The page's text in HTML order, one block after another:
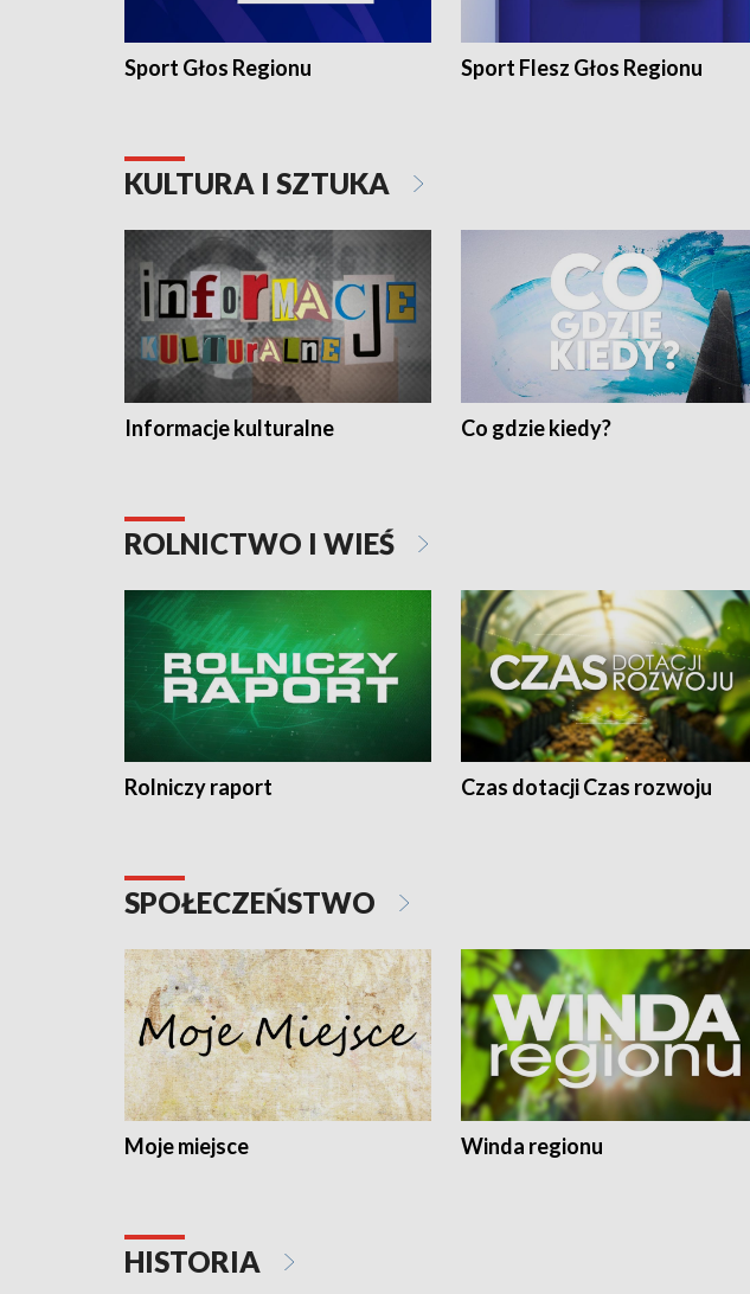
Sport Głos Regionu Sport Flesz Głos Regionu
KULTURA I SZTUKA
Informacje kulturalne Co gdzie kiedy?
ROLNICTWO I WIEŚ
Rolniczy raport Czas dotacji Czas rozwoju
SPOŁECZEŃSTWO
Moje miejsce Winda regionu
HISTORIA